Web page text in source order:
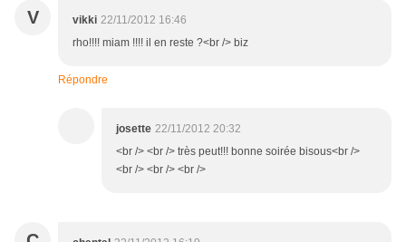
V vikki 22/11/2012 16:46
rho!!!! miam !!!! il en reste ?<br /> biz
Répondre
josette 22/11/2012 20:32
<br /> <br /> très peut!!! bonne soirée bisous<br />
<br /> <br /> <br />